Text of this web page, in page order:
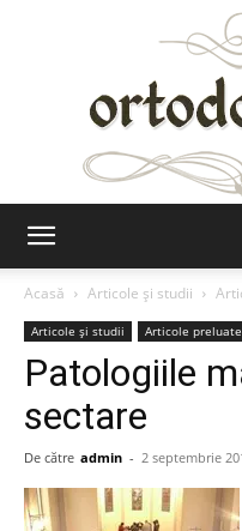
Acasă
Articole şi studii
Articole şi studii Articole preluate
Patologiile
sectare
De către admin - 2 septembrie